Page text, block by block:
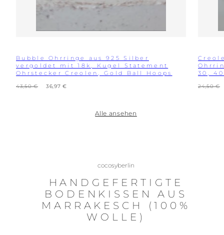
Bubble Ohrringe aus 925 Silber
vergoldet mit 18k, Kugel Statement
Ohrstecker Creolen, Gold Ball Hoops
Regulärer
43,50 € Verkaufspreis
36,97 €
30,
24,50 €
Alle ansehen
cocosyberlin
HANDGEFERTIGTE
BODENKISSEN AUS
MARRAKESCH (100%
WOLLE)